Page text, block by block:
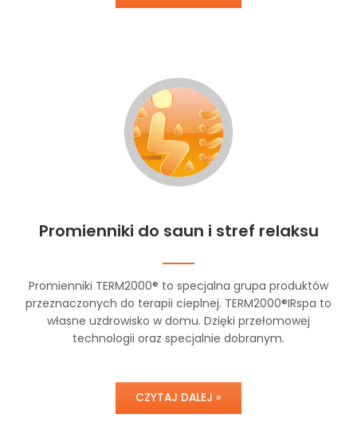
Promienniki do saun i stref relaksu
Promienniki TERM2000® to specjalna grupa produktów
przeznaczonych do terapii cieplnej. TERM2000®IRspa to
własne uzdrowisko w domu. Dzięki przełomowej
technologii oraz specjalnie dobranym.
CZYTAJ DALEJ »